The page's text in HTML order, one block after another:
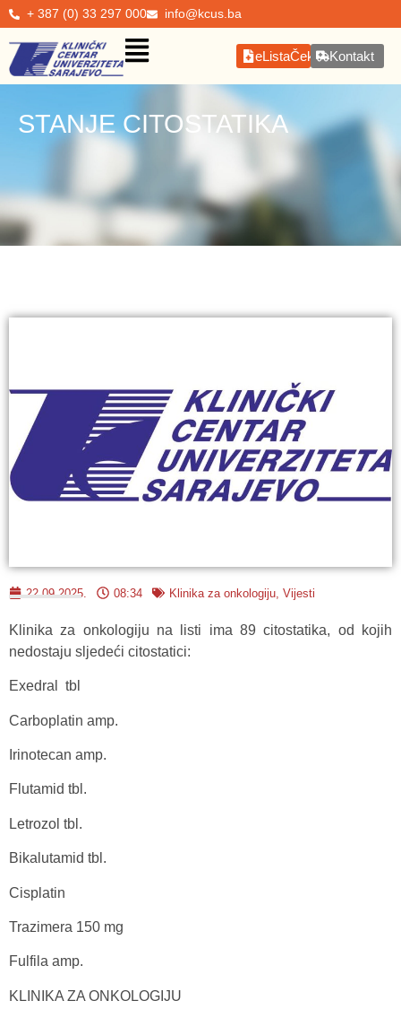
+ 387 (0) 33 297 000 info@kcus.ba
eListaČekanjaKontakt
STANJE CITOSTATIKA
22.09.2025. 08:34 Klinika za onkologiju Vijesti
Klinika za onkologiju na listi ima 89 citostatika, od kojih
nedostaju sljedeći citostatici:
Exedral tbl
Carboplatin amp.
Irinotecan amp.
Flutamid tbl.
Letrozol tbl.
Bikalutamid tbl.
Cisplatin
Trazimera 150 mg
Fulfila amp.
KLINIKA ZA ONKOLOGIJU